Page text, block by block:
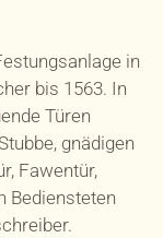
in
bis 1563. In
Türen
gnädigen
Fawentür,
Bediensteten